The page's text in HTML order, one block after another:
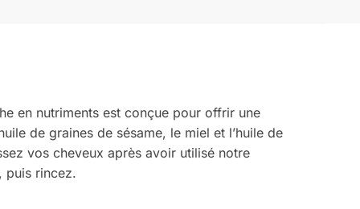
en nutriments est conçue pour offrir une
de graines de sésame, le miel et l’huile de
vos cheveux après avoir utilisé notre
puis rincez.